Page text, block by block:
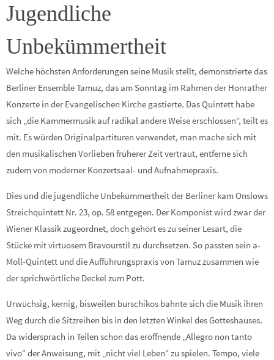
Jugendliche
Unbekümmertheit
Welche höchsten Anforderungen seine Musik stellt, demonstrierte das
Berliner Ensemble Tamuz, das am Sonntag im Rahmen der Honrather
Konzerte in der Evangelischen Kirche gastierte. Das Quintett habe
sich „die Kammermusik auf radikal andere Weise erschlossen“, teilt es
mit. Es würden Originalpartituren verwendet, man mache sich mit
den musikalischen Vorlieben früherer Zeit vertraut, entferne sich
zudem von moderner Konzertsaal- und Aufnahmepraxis.
Dies und die jugendliche Unbekümmertheit der Berliner kam Onslows
Streichquintett Nr. 23, op. 58 entgegen. Der Komponist wird zwar der
Wiener Klassik zugeordnet, doch gehört es zu seiner Lesart, die
Stücke mit virtuosem Bravourstil zu durchsetzen. So passten sein a-
Moll-Quintett und die Aufführungspraxis von Tamuz zusammen wie
der sprichwörtliche Deckel zum Pott.
Urwüchsig, kernig, bisweilen burschikos bahnte sich die Musik ihren
Weg durch die Sitzreihen bis in den letzten Winkel des Gotteshauses.
Da widersprach in Teilen schon das eröffnende „Allegro non tanto
vivo“ der Anweisung, mit „nicht viel Leben“ zu spielen. Tempo, viele